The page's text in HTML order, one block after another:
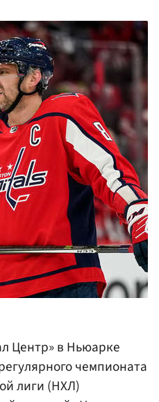
Центр» в Ньюарке
чемпионата
лиги (НХЛ)